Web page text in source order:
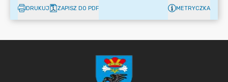
DRUKUJ ZAPISZ DO PDF METRYCZKA